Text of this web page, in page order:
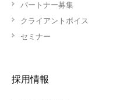
パートナー募集
クライアントボイス
セミナー
採用情報